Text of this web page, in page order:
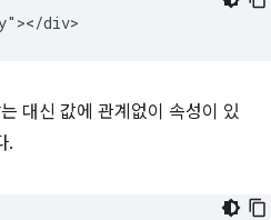
대신 값에 관계없이 속성이 있
.